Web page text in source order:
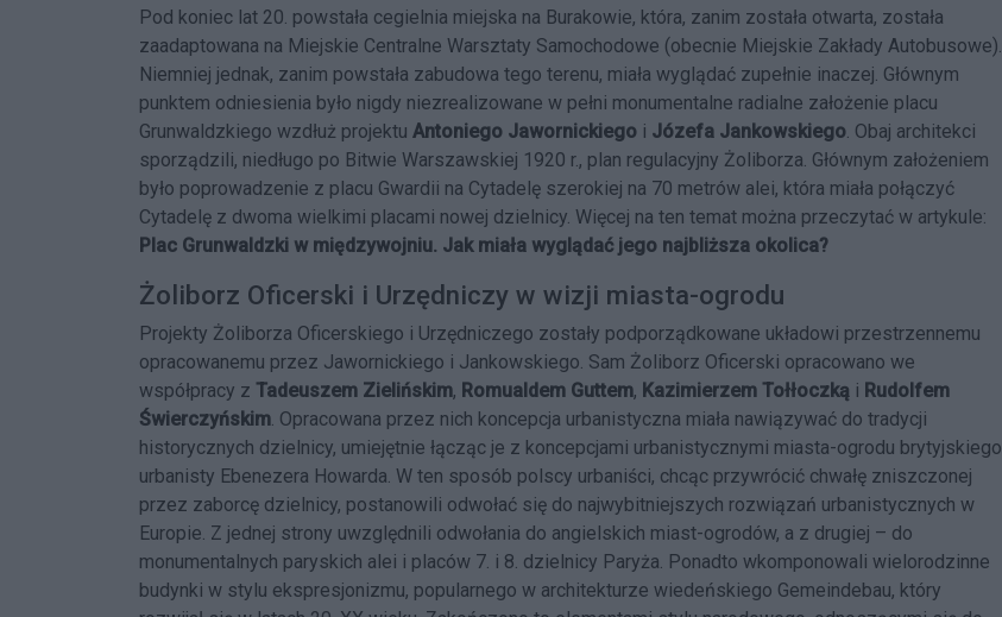
Pod koniec lat 20. powstała cegielnia miejska na Burakowie, która, zanim została otwarta, została
zaadaptowana na Miejskie Centralne Warsztaty Samochodowe (obecnie Miejskie Zakłady Autobusowe).
Niemniej jednak, zanim powstała zabudowa tego terenu, miała wyglądać zupełnie inaczej. Głównym
punktem odniesienia było nigdy niezrealizowane w pełni monumentalne radialne założenie placu
Grunwaldzkiego wzdłuż projektu Antoniego Jawornickiego i Józefa Jankowskiego . Obaj architekci
sporządzili, niedługo po Bitwie Warszawskiej 1920 r., plan regulacyjny Żoliborza. Głównym założeniem
było poprowadzenie z placu Gwardii na Cytadelę szerokiej na 70 metrów alei, która miała połączyć
Cytadelę z dwoma wielkimi placami nowej dzielnicy. Więcej na ten temat można przeczytać w artykule:
Plac Grunwaldzki w międzywojniu. Jak miała wyglądać jego najbliższa okolica?
Żoliborz Oficerski i Urzędniczy w wizji miasta-ogrodu
Projekty Żoliborza Oficerskiego i Urzędniczego zostały podporządkowane układowi przestrzennemu
opracowanemu przez Jawornickiego i Jankowskiego. Sam Żoliborz Oficerski opracowano we
współpracy z Tadeuszem Zielińskim, Romualdem Guttem, Kazimierzem Tołłoczką i Rudolfem
Świerczyńskim . Opracowana przez nich koncepcja urbanistyczna miała nawiązywać do tradycji
historycznych dzielnicy, umiejętnie łącząc je z koncepcjami urbanistycznymi miasta-ogrodu brytyjskiego
urbanisty Ebenezera Howarda. W ten sposób polscy urbaniści, chcąc przywrócić chwałę zniszczonej
przez zaborcę dzielnicy, postanowili odwołać się do najwybitniejszych rozwiązań urbanistycznych w
Europie. Z jednej strony uwzględnili odwołania do angielskich miast-ogrodów, a z drugiej – do
monumentalnych paryskich alei i placów 7. i 8. dzielnicy Paryża. Ponadto wkomponowali wielorodzinne
budynki w stylu ekspresjonizmu, popularnego w architekturze wiedeńskiego Gemeindebau, który